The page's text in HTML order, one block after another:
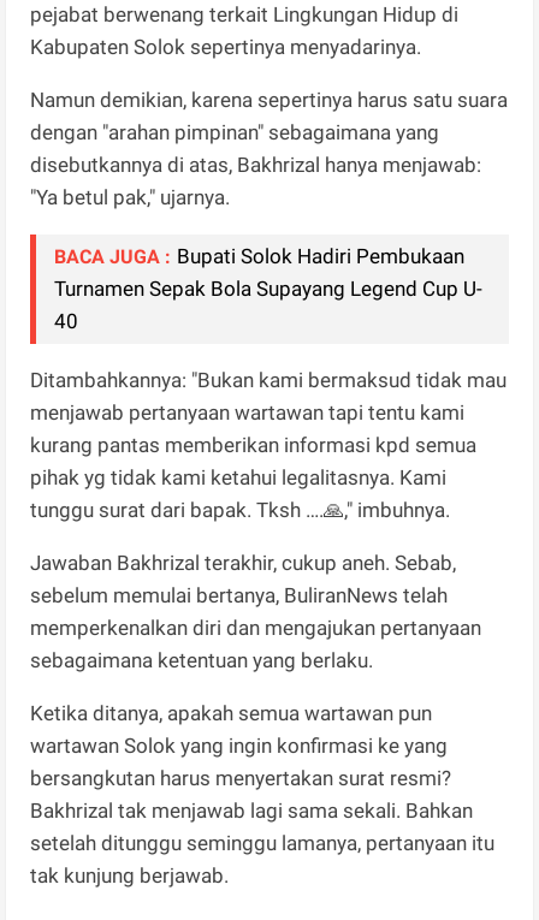
pejabat berwenang terkait Lingkungan Hidup di
Kabupaten Solok sepertinya menyadarinya.
Namun demikian, karena sepertinya harus satu suara
dengan "arahan pimpinan" sebagaimana yang
disebutkannya di atas, Bakhrizal hanya menjawab:
"Ya betul pak," ujarnya.
BACA JUGA : Bupati Solok Hadiri Pembukaan
Turnamen Sepak Bola Supayang Legend Cup U-
40
Ditambahkannya: "Bukan kami bermaksud tidak mau
menjawab pertanyaan wartawan tapi tentu kami
kurang pantas memberikan informasi kpd semua
pihak yg tidak kami ketahui legalitasnya. Kami
tunggu surat dari bapak. Tksh ….🙏," imbuhnya.
Jawaban Bakhrizal terakhir, cukup aneh. Sebab,
sebelum memulai bertanya, BuliranNews telah
memperkenalkan diri dan mengajukan pertanyaan
sebagaimana ketentuan yang berlaku.
Ketika ditanya, apakah semua wartawan pun
wartawan Solok yang ingin konfirmasi ke yang
bersangkutan harus menyertakan surat resmi?
Bakhrizal tak menjawab lagi sama sekali. Bahkan
setelah ditunggu seminggu lamanya, pertanyaan itu
tak kunjung berjawab.